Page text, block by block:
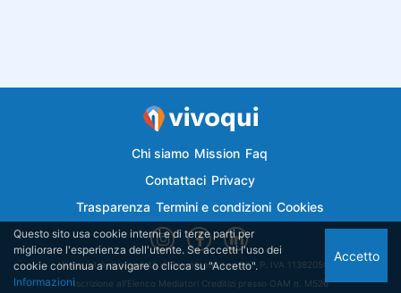
Chi siamo Mission Faq
Contattaci Privacy
Trasparenza Termini e condizioni Cookies
Vivoqui.it è di proprietà di Semplicemutuo Srl - P. IVA 11382050018
Iscrizione all'Elenco Mediatori Creditizi presso OAM n. M526
Questo sito usa cookie interni e di terze parti per
migliorare l'esperienza dell'utente. Se accetti l'uso dei
cookie continua a navigare o clicca su "Accetto".
Informazioni
Accetto